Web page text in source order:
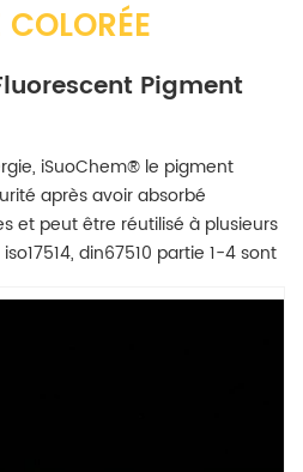
COLORÉE
Pigment
iSuoChem® le pigment
après avoir absorbé
et peut être réutilisé à plusieurs
din67510 partie 1-4 sont